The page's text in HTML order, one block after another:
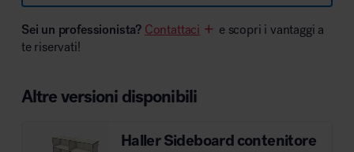
Sei un professionista? Contattaci
e scopri i vantaggi a
te riservati!
Altre versioni disponibili
Haller Sideboard contenitore